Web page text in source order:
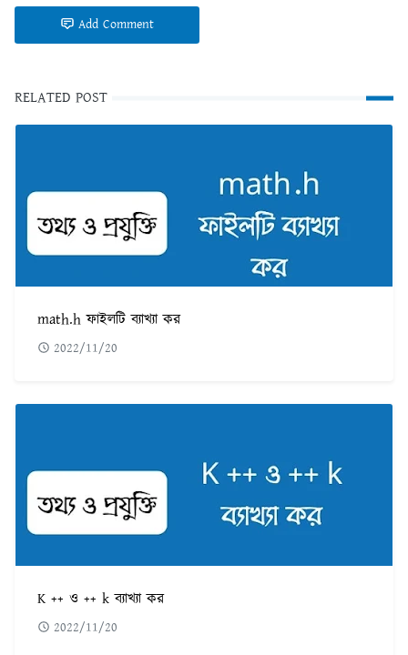
Add Comment
RELATED POST
math.h ফাইলটি ব্যাখ্যা কর
2022/11/20
K ++ ও ++ k ব্যাখ্যা কর
2022/11/20